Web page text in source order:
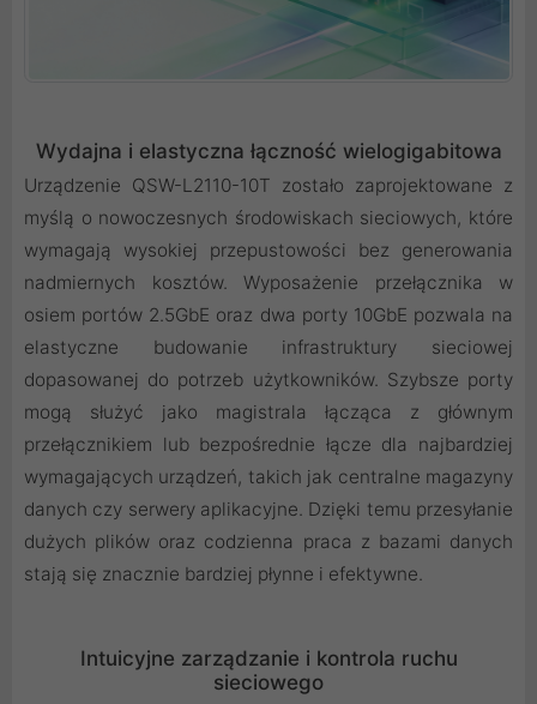
Wydajna i elastyczna łączność wielogigabitowa
Urządzenie QSW-L2110-10T zostało zaprojektowane z
myślą o nowoczesnych środowiskach sieciowych, które
wymagają wysokiej przepustowości bez generowania
nadmiernych kosztów. Wyposażenie przełącznika w
osiem portów 2.5GbE oraz dwa porty 10GbE pozwala na
elastyczne budowanie infrastruktury sieciowej
dopasowanej do potrzeb użytkowników. Szybsze porty
mogą służyć jako magistrala łącząca z głównym
przełącznikiem lub bezpośrednie łącze dla najbardziej
wymagających urządzeń, takich jak centralne magazyny
danych czy serwery aplikacyjne. Dzięki temu przesyłanie
dużych plików oraz codzienna praca z bazami danych
stają się znacznie bardziej płynne i efektywne.
Intuicyjne zarządzanie i kontrola ruchu
sieciowego